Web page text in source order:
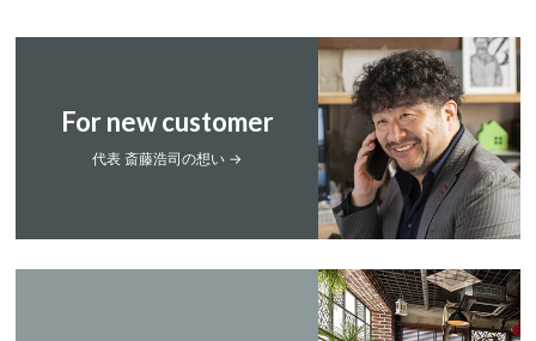
For new customer
代表 斎藤浩司の想い →